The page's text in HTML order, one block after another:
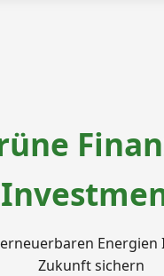
Zukunft sichern